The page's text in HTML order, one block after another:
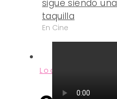
sigue siendo
taquilla
En Cine
Local